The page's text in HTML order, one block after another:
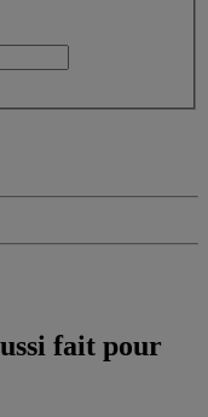
fait pour